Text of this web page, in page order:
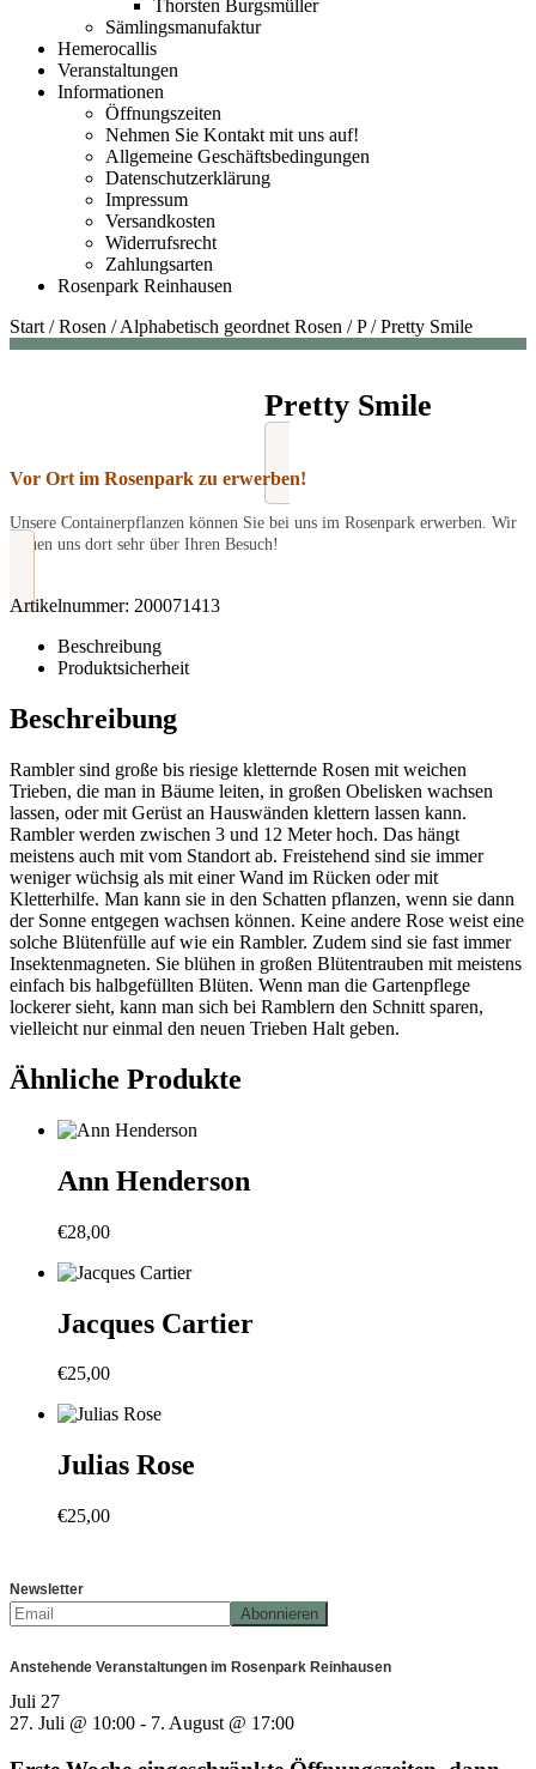
Thorsten Burgsmüller
Sämlingsmanufaktur
Hemerocallis
Veranstaltungen
Informationen
Öffnungszeiten
Nehmen Sie Kontakt mit uns auf!
Allgemeine Geschäftsbedingungen
Datenschutzerklärung
Impressum
Versandkosten
Widerrufsrecht
Zahlungsarten
Rosenpark Reinhausen
Start /Rosen /Alphabetisch geordnet Rosen /P/Pretty Smile
Pretty Smile
Vor Ort im Rosenpark zu erwerben!
Unsere Containerpflanzen können Sie bei uns im Rosenpark erwerben. Wir
freuen uns dort sehr über Ihren Besuch!
Artikelnummer: 200071413
Beschreibung
Produktsicherheit
Beschreibung
Rambler sind große bis riesige kletternde Rosen mit weichen
Trieben, die man in Bäume leiten, in großen Obelisken wachsen
lassen, oder mit Gerüst an Hauswänden klettern lassen kann.
Rambler werden zwischen 3 und 12 Meter hoch. Das hängt
meistens auch mit vom Standort ab. Freistehend sind sie immer
weniger wüchsig als mit einer Wand im Rücken oder mit
Kletterhilfe. Man kann sie in den Schatten pflanzen, wenn sie dann
der Sonne entgegen wachsen können. Keine andere Rose weist eine
solche Blütenfülle auf wie ein Rambler. Zudem sind sie fast immer
Insektenmagneten. Sie blühen in großen Blütentrauben mit meistens
einfach bis halbgefüllten Blüten. Wenn man die Gartenpflege
lockerer sieht, kann man sich bei Ramblern den Schnitt sparen,
vielleicht nur einmal den neuen Trieben Halt geben.
Ähnliche Produkte
Ann Henderson
€28,00
Jacques Cartier
€25,00
Julias Rose
€25,00
Newsletter
Anstehende Veranstaltungen im Rosenpark Reinhausen
Juli 27
27. Juli @ 10:00 - 7. August @ 17:00